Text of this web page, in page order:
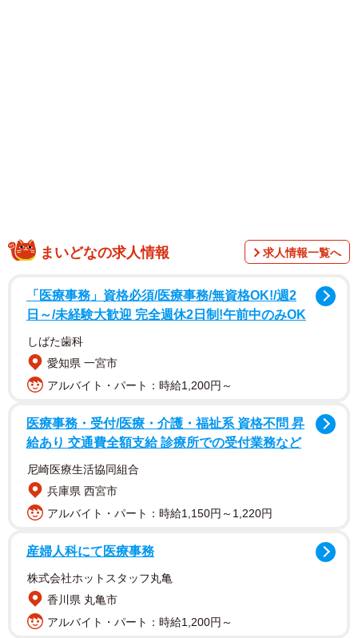
「うちの子を早くして」「悪化したら責任とって
くれるの」
同病院では発熱外来（駐車場待機）の場合、検査は（1）
病院駐車場に到着（2）病院へ電話をし、発熱外来希望を伝
場に移動（4）問診、診察、検体接種（唾液・鼻咽頭）
外来に訪れる人数は100〜150人。車内待機の平均待ち時間
は最大で2時間ほどで、駐車場で待つ車の台数は一般診療の
患者とあわせると150台分が満車になるそうです。
これまで実際に投げられた言葉は、待機中の車内からは
「うちの子を早くしてください」「悪化したら責任とって
くれるんでしょうか？」。電話では「早く検査結果でない
ですか？」「本当に検査にだしてますか？」「なんか流行
まいどなの求人情報 求人情報一覧へ
「医療事務」資格必須/医療事務/無資格OK!/週2
日～/未経験大歓迎 完全週休2日制!午前中のみOK
しばた歯科
愛知県 一宮市
アルバイト・パート：時給1,200円～
医療事務・受付/医療・介護・福祉系 資格不問 昇
給あり 交通費全額支給 診療所での受付業務など
尼崎医療生活協同組合
兵庫県 西宮市
アルバイト・パート：時給1,150円～1,220円
産婦人科にて医療事務
株式会社ホットスタッフ丸亀
香川県 丸亀市
アルバイト・パート：時給1,200円～